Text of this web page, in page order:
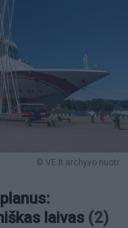
© VE.lt archyvo nuotr.
laivas (2)